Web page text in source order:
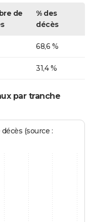
de
% des
décès
68,6 %
31,4 %
par tranche
(source :